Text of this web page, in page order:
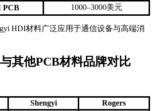
PCB
1000–3000美元
HDI材料广泛应用于通信设备与高端消
其他PCB材料品牌对比
Shengyi
Rogers